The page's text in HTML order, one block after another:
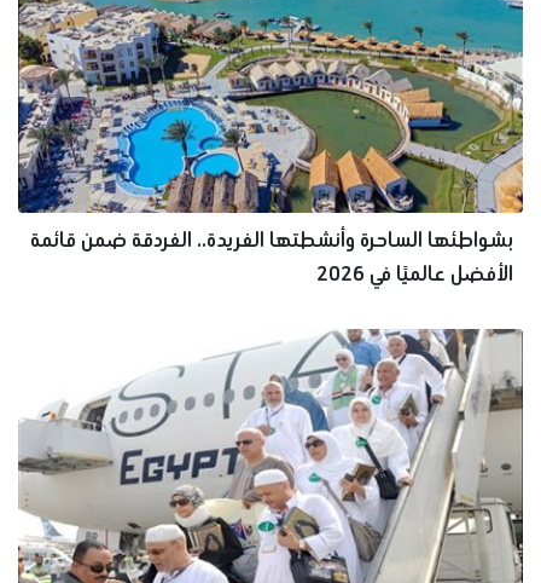
بشواطئها الساحرة وأنشطتها الفريدة.. الغردقة ضمن قائمة
الأفضل عالميًا في 2026